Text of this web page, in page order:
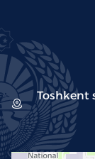
Toshkent